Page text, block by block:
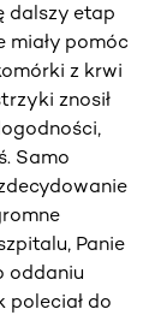
dalszy etap
miały pomóc
z krwi
znosił
Samo
Panie
oddaniu
poleciał do